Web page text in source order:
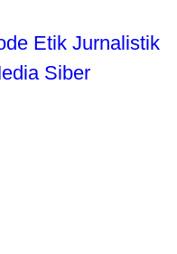
Etik Jurnalistik
Siber